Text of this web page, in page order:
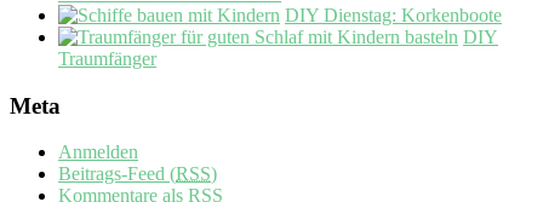
DIY Dienstag: Korkenboote
DIY
Traumfänger
Meta
Anmelden
Beitrags-Feed (RSS)
Kommentare als RSS